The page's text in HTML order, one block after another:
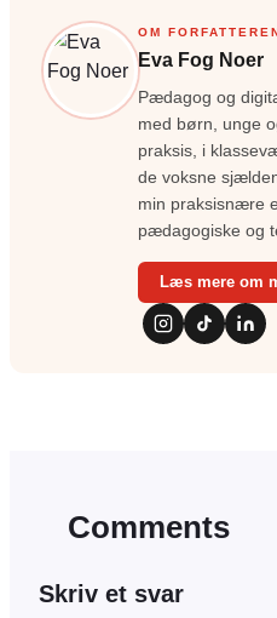
OM
Eva Fog Noer
Pædagog og
med børn, unge
praksis, i
de voksne
min praksisnære
pædagogiske og
Læs mere om
Comments
Skriv et svar